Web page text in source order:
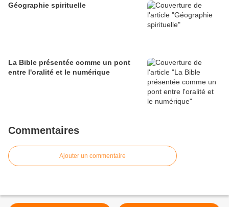
Géographie spirituelle
La Bible présentée comme un pont
entre l'oralité et le numérique
Commentaires
Ajouter un commentaire